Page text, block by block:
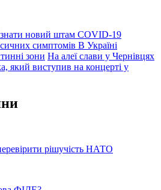
новий штам COVID-19
симптомів В Україні
зони На алеї слави у Чернівцях
який виступив на концерті у
рішучість НАТО